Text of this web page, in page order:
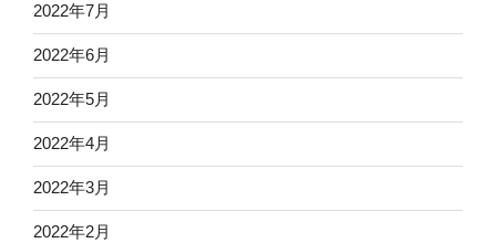
2022年7月
2022年6月
2022年5月
2022年4月
2022年3月
2022年2月